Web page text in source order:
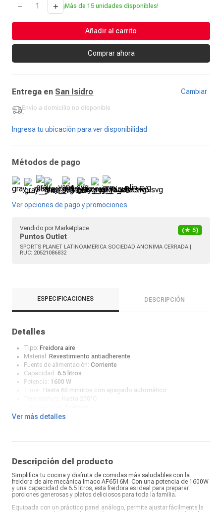
＋
－ ¡Más de 15 unidades disponibles!
Añadir al carrito
Comprar ahora
Entrega en San Isidro Cambiar
Envío a domicilio no disponible
-
Ingresa tu ubicación para ver disponibilidad
Métodos de pago
Ver opciones de pago y promociones
Vendido por Marketplace
Puntos Outlet
(★ 5)
SPORTS PLANET LATINOAMERICA SOCIEDAD ANONIMA CERRADA
RUC: 20521086832
ESPECIFICACIONES DESCRIPCIÓN
Detalles
Tipo: Freidora aire
Material: Revestimiento antiadherente
Fuente de alimentación: Corriente
Capacidad: 6.5 litros
Potencia: 1600 W
Hasta 60 minutos con apagado automático
Cantidad de programas:
Color:Negro
Ver más detalles
Descripción del producto
Simplifica tu cocina y disfruta de comidas más saludables con la
freidora de aire mecánica Imaco AF6516M. Con una potencia de 1600W
y una capacidad de 6.5 litros, esta freidora es ideal para preparar
porciones generosas y platos deliciosos para toda la familia.
Equipada con un práctico panel análogo, permite ajustar fácilmente la